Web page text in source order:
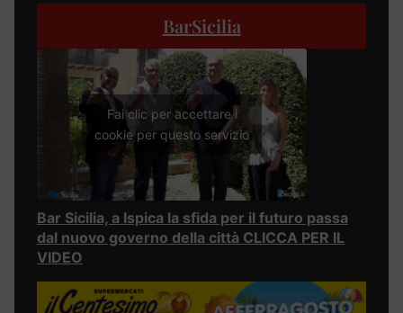
BarSicilia
Fai clic per accettare i
cookie per questo servizio
Bar Sicilia, a Ispica la sfida per il futuro passa
dal nuovo governo della città CLICCA PER IL
VIDEO